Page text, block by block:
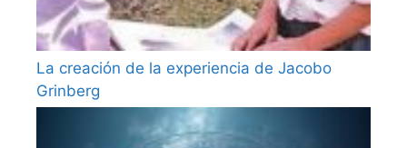
La creación de la experiencia de Jacobo
Grinberg